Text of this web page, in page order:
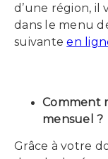
d’une région, il
dans le menu
suivanteen
Comment
mensuel ?
Grâce à votre